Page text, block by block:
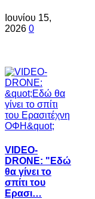
Ιουνίου 15,
2026 0
VIDEO-
DRONE: "Εδώ
θα γίνει το
σπίτι του
Ερασι…